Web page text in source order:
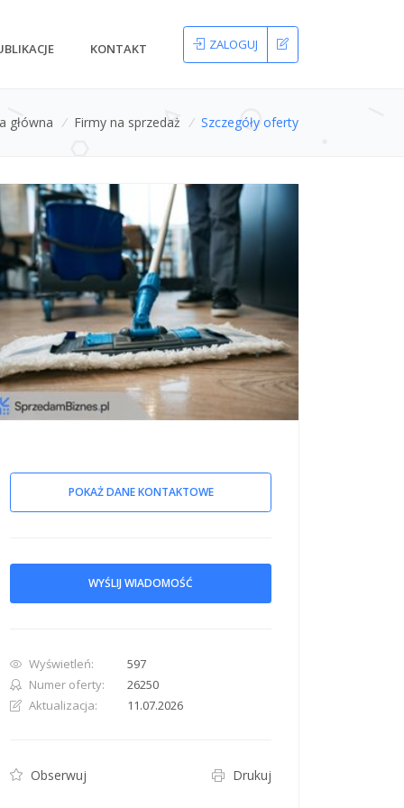
KONTAKT ZALOGUJ
główna / Firmy na sprzedaż / Szczegóły oferty
down 100 pixels: down arrow. Rotate 15 degrees clockwise: shift +
POKAŻ DANE KONTAKTOWE
WYŚLIJ WIADOMOŚĆ
Wyświetleń:
597
Numer oferty:
26250
Aktualizacja:
11.07.2026
Obserwuj Drukuj